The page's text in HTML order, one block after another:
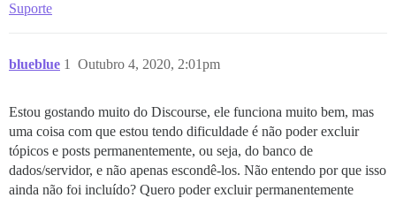
Suporte
blueblue Outubro 4, 2020, 2:01pm
1
Estou gostando muito do Discourse, ele funciona muito bem, mas
uma coisa com que estou tendo dificuldade é não poder excluir
tópicos e posts permanentemente, ou seja, do banco de
dados/servidor, e não apenas escondê-los. Não entendo por que isso
ainda não foi incluído? Quero poder excluir permanentemente